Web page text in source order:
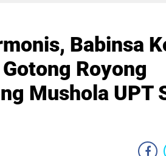
Babinsa
Royong
Mushola UPT